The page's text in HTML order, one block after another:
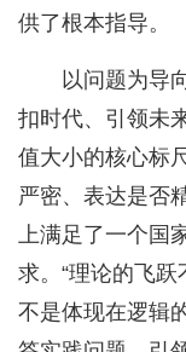
供了根本指导。
以问题为导
扣时代、引领未
值大小的核心标
严密、表达是否
上满足了一个国
求。“理论的飞
不是体现在逻辑